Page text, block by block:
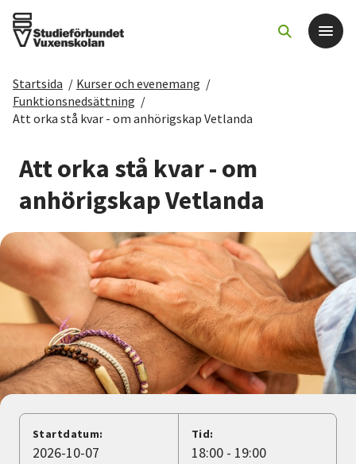
Det här gör vi
Sök kurser och evenemang
Om SV
Starta studiecirkel
Cirkelledare
Nyheter
Startsida / Kurser och evenemang /
Funktionsnedsättning /
Att orka stå kvar - om anhörigskap Vetlanda
Att orka stå kvar - om
anhörigskap Vetlanda
Startdatum:
2026-10-07
Tid:
18:00 - 19:00